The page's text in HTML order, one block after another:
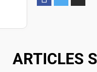
ARTICLES